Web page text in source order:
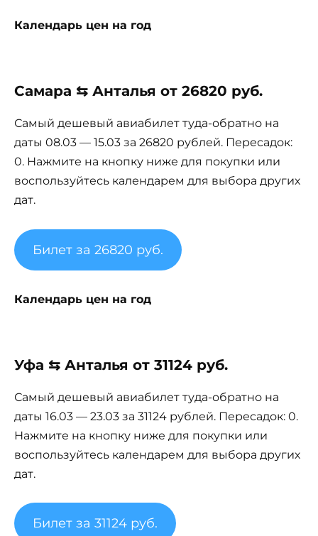
Календарь цен на год
Самара ⇆ Анталья от 26820 руб.
Самый дешевый авиабилет туда-обратно на
даты 08.03 — 15.03 за 26820 рублей. Пересадок:
0. Нажмите на кнопку ниже для покупки или
воспользуйтесь календарем для выбора других
дат.
Билет за 26820 руб.
Календарь цен на год
Уфа ⇆ Анталья от 31124 руб.
Самый дешевый авиабилет туда-обратно на
даты 16.03 — 23.03 за 31124 рублей. Пересадок: 0.
Нажмите на кнопку ниже для покупки или
воспользуйтесь календарем для выбора других
дат.
Билет за 31124 руб.